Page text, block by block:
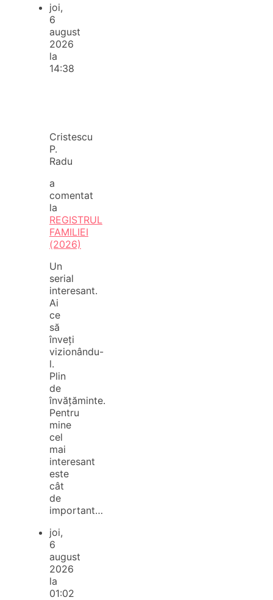
joi,
6
august
2026
la
14:38
Cristescu
P.
Radu
a
comentat
la
REGISTRUL
FAMILIEI
(2026)
Un
serial
interesant.
Ai
ce
să
înveți
vizionându-
l.
Plin
de
învățăminte.
Pentru
mine
cel
mai
interesant
este
cât
de
important…
joi,
6
august
2026
la
01:02